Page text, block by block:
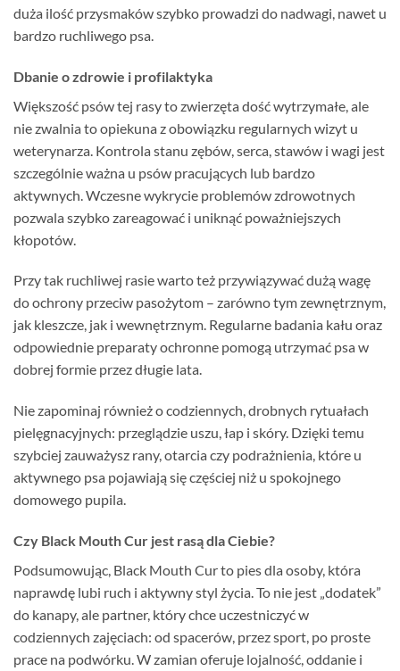
duża ilość przysmaków szybko prowadzi do nadwagi, nawet u
bardzo ruchliwego psa.
Dbanie o zdrowie i profilaktyka
Większość psów tej rasy to zwierzęta dość wytrzymałe, ale
nie zwalnia to opiekuna z obowiązku regularnych wizyt u
weterynarza. Kontrola stanu zębów, serca, stawów i wagi jest
szczególnie ważna u psów pracujących lub bardzo
aktywnych. Wczesne wykrycie problemów zdrowotnych
pozwala szybko zareagować i uniknąć poważniejszych
kłopotów.
Przy tak ruchliwej rasie warto też przywiązywać dużą wagę
do ochrony przeciw pasożytom – zarówno tym zewnętrznym,
jak kleszcze, jak i wewnętrznym. Regularne badania kału oraz
odpowiednie preparaty ochronne pomogą utrzymać psa w
dobrej formie przez długie lata.
Nie zapominaj również o codziennych, drobnych rytuałach
pielęgnacyjnych: przeglądzie uszu, łap i skóry. Dzięki temu
szybciej zauważysz rany, otarcia czy podrażnienia, które u
aktywnego psa pojawiają się częściej niż u spokojnego
domowego pupila.
Czy Black Mouth Cur jest rasą dla Ciebie?
Podsumowując, Black Mouth Cur to pies dla osoby, która
naprawdę lubi ruch i aktywny styl życia. To nie jest „dodatek”
do kanapy, ale partner, który chce uczestniczyć w
codziennych zajęciach: od spacerów, przez sport, po proste
prace na podwórku. W zamian oferuje lojalność, oddanie i